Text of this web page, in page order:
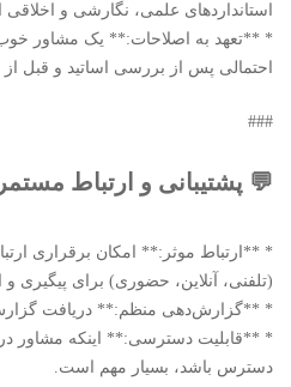
استانداردهای علمی، نگارشی و
* **تعهد به اصلاحات:** یک مشاور
احتمالی پس از بررسی اساتید و قبل
###
💬 پشتیبانی و ارتباط مستمر
* **ارتباط موثر:** امکان برقراری
(تلفنی، آنلاین، حضوری) برای پیگیری و
* **گزارش‌دهی منظم:** دریافت
* **قابلیت دسترسی:** اینکه مشاور
دسترس باشد، بسیار مهم است.